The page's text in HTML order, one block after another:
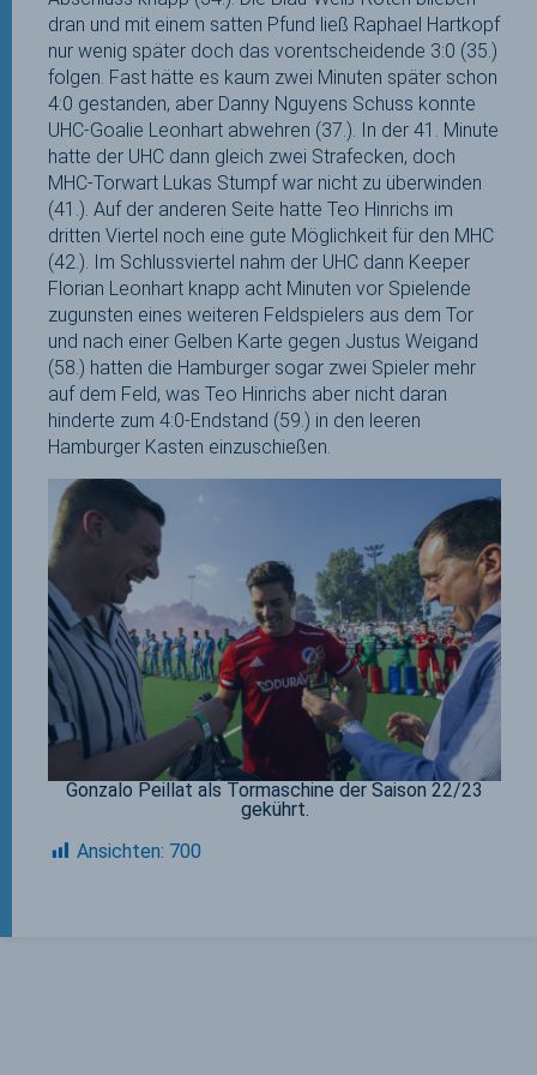
dran und mit einem satten Pfund ließ Raphael Hartkopf
nur wenig später doch das vorentscheidende 3:0 (35.)
folgen. Fast hätte es kaum zwei Minuten später schon
4:0 gestanden, aber Danny Nguyens Schuss konnte
UHC-Goalie Leonhart abwehren (37.). In der 41. Minute
hatte der UHC dann gleich zwei Strafecken, doch
MHC-Torwart Lukas Stumpf war nicht zu überwinden
(41.). Auf der anderen Seite hatte Teo Hinrichs im
dritten Viertel noch eine gute Möglichkeit für den MHC
(42.). Im Schlussviertel nahm der UHC dann Keeper
Florian Leonhart knapp acht Minuten vor Spielende
zugunsten eines weiteren Feldspielers aus dem Tor
und nach einer Gelben Karte gegen Justus Weigand
(58.) hatten die Hamburger sogar zwei Spieler mehr
auf dem Feld, was Teo Hinrichs aber nicht daran
hinderte zum 4:0-Endstand (59.) in den leeren
Hamburger Kasten einzuschießen.
Gonzalo Peillat als Tormaschine der Saison 22/23
gekührt.
Ansichten: 700